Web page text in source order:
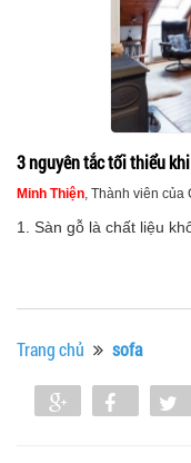
3 nguyên tắc tối thiểu
Minh Thiện, Thành viên của
1. Sàn gỗ là chất liệu
Trang chủ sofa
Share Share